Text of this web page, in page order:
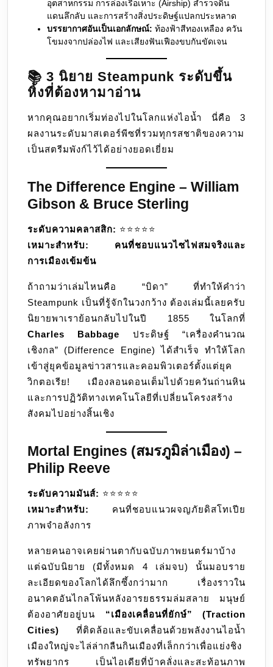
อุตสาหกรรม การล่องเรือเหาะ (Airship) สำรวจดิน
แดนลึกลับ และการสร้างสิ่งประดิษฐ์แปลกประหลาด
บรรยากาศอันเป็นเอกลักษณ์: ท้องฟ้าสีทองเหลือง ควัน
โขมงจากปล่องไฟ และเสียงฟันเฟืองขบกันขัดเจน
📚 3 นิยาย Steampunk ระดับขึ้น
หิ้งที่ต้องหามาอ่าน
หากคุณอยากเริ่มท่องไปในโลกแห่งไอน้ำ นี่คือ 3
ผลงานระดับมาสเตอร์พีซที่รวมทุกรสชาติของความ
เป็นสตรีมพังก์ไว้ได้อย่างยอดเยี่ยม
The Difference Engine – William
Gibson & Bruce Sterling
ระดับความคลาสสิก: ⭐️⭐️⭐️⭐️⭐️
เหมาะสำหรับ:
คนที่ชอบแนวไซไฟสมจริงและ
การเมืองเข้มข้น
ถ้าถามว่าเล่มไหนคือ “บิดา” ที่ทำให้คำว่า
Steampunk เป็นที่รู้จักในวงกว้าง ต้องเล่มนี้เลยครับ
นิยายพาเราย้อนกลับไปในปี 1855 ในโลกที่
Charles Babbage ประดิษฐ์ “เครื่องคำนวณ
เชิงกล” (Difference Engine) ได้สำเร็จ ทำให้โลก
เข้าสู่ยุคข้อมูลข่าวสารและคอมพิวเตอร์ตั้งแต่ยุค
วิกตอเรีย! เมืองลอนดอนเต็มไปด้วยควันถ่านหิน
และการปฏิวัติทางเทคโนโลยีที่เปลี่ยนโครงสร้าง
สังคมไปอย่างสิ้นเชิง
Mortal Engines (สมรภูมิล่าเมือง) –
Philip Reeve
ระดับความมันส์: ⭐️⭐️⭐️⭐️⭐️
เหมาะสำหรับ:
คนที่ชอบแนวผจญภัยดิสโทเปีย
ภาพจำอลังการ
หลายคนอาจเคยผ่านตากับฉบับภาพยนตร์มาบ้าง
แต่ฉบับนิยาย (มีทั้งหมด 4 เล่มจบ) นั้นมอบราย
ละเอียดของโลกได้ลึกซึ้งกว่ามาก เรื่องราวใน
อนาคตอันไกลโพ้นหลังอารยธรรมล่มสลาย มนุษย์
ต้องอาศัยอยู่บน “เมืองเคลื่อนที่ยักษ์” (Traction
Cities) ที่ติดล้อและขับเคลื่อนด้วยพลังงานไอน้ำ
เมืองใหญ่จะไล่ล่ากลืนกินเมืองที่เล็กกว่าเพื่อแย่งชิง
ทรัพยากร เป็นไอเดียที่บ้าคลั่งและสะท้อนภาพ